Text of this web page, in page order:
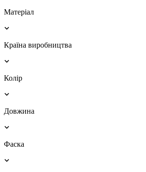
Матеріал
Країна виробництва
Колір
Довжина
Фаска